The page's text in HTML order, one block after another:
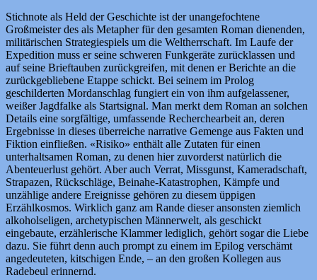
Stichnote als Held der Geschichte ist der unangefochtene
Großmeister des als Metapher für den gesamten Roman dienenden,
militärischen Strategiespiels um die Weltherrschaft. Im Laufe der
Expedition muss er seine schweren Funkgeräte zurücklassen und
auf seine Brieftauben zurückgreifen, mit denen er Berichte an die
zurückgebliebene Etappe schickt. Bei seinem im Prolog
geschilderten Mordanschlag fungiert ein von ihm aufgelassener,
weißer Jagdfalke als Startsignal. Man merkt dem Roman an solchen
Details eine sorgfältige, umfassende Recherchearbeit an, deren
Ergebnisse in dieses überreiche narrative Gemenge aus Fakten und
Fiktion einfließen. «Risiko» enthält alle Zutaten für einen
unterhaltsamen Roman, zu denen hier zuvorderst natürlich die
Abenteuerlust gehört. Aber auch Verrat, Missgunst, Kameradschaft,
Strapazen, Rückschläge, Beinahe-Katastrophen, Kämpfe und
unzählige andere Ereignisse gehören zu diesem üppigen
Erzählkosmos. Wirklich ganz am Rande dieser ansonsten ziemlich
alkoholseligen, archetypischen Männerwelt, als geschickt
eingebaute, erzählerische Klammer lediglich, gehört sogar die Liebe
dazu. Sie führt denn auch prompt zu einem im Epilog verschämt
angedeuteten, kitschigen Ende, – an den großen Kollegen aus
Radebeul erinnernd.